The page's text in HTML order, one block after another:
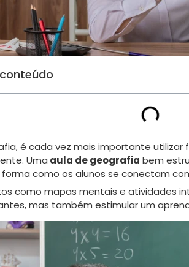
é cada vez mais importante
Uma aula de geografia bem
como os alunos se conectam
como mapas mentais e atividades
mas também estimular um